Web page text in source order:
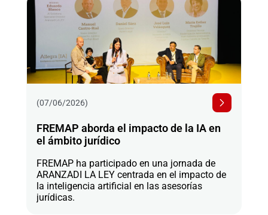
(07/06/2026)
FREMAP aborda el impacto de la IA en
el ámbito jurídico
FREMAP ha participado en una jornada de
ARANZADI LA LEY centrada en el impacto de
la inteligencia artificial en las asesorías
jurídicas.